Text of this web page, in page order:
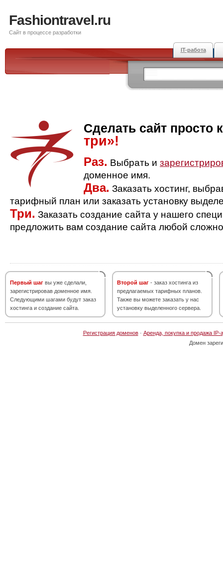
Fashiontravel.ru
Сайт в процессе разработки
IT-работа
Сделать сайт просто
три»!
Раз. Выбрать и
доменное имя.
Два. Заказать хостинг,
тарифный план или заказать установку
Три. Заказать создание сайта у нашего
предложить вам создание сайта любой
Первый шаг вы уже сделали,
зарегистрировав доменное имя.
Следующими шагами будут заказ
хостинга и создание сайта.
Второй шаг - заказ хостинга из
предлагаемых тарифных планов.
Также вы можете заказать у нас
установку выделенного сервера.
Регистрация доменов· Аренда, покупка и продажа IP-
Домен